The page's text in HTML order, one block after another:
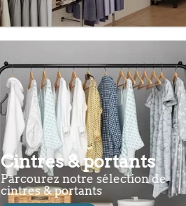
Cintres & portants
Parcourez notre sélection de
cintres & portants